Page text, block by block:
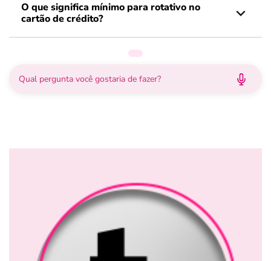
O que significa mínimo para rotativo no
cartão de crédito?